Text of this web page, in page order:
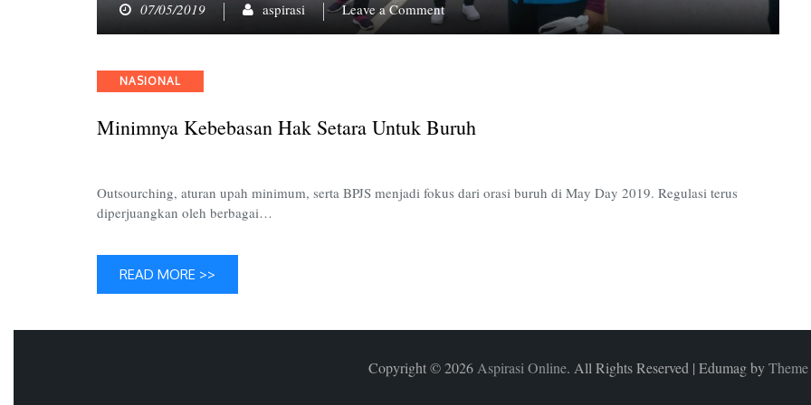
07/05/2019 aspirasi Leave a Commenton
Buruh
Categories
NASIONAL
Minimnya Kebebasan Hak Setara Untuk Buruh
Outsourching, aturan upah minimum, serta BPJS menjadi fokus dari orasi buruh di May Day 2019. Regulasi terus
diperjuangkan oleh berbagai…
READ MORE >>
Copyright © 2026 Aspirasi Online. All Rights Reserved | Edumag byTheme